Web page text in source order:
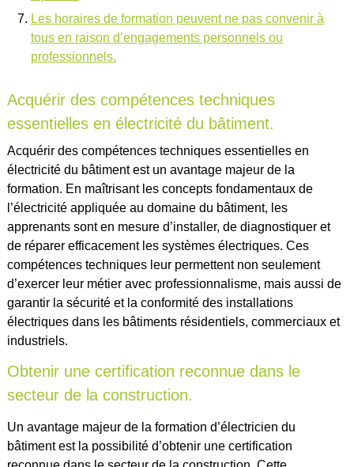
Les horaires de formation peuvent ne pas convenir à
tous en raison d’engagements personnels ou
professionnels.
Acquérir des compétences techniques
essentielles en électricité du bâtiment.
Acquérir des compétences techniques essentielles en
électricité du bâtiment est un avantage majeur de la
formation. En maîtrisant les concepts fondamentaux de
l’électricité appliquée au domaine du bâtiment, les
apprenants sont en mesure d’installer, de diagnostiquer et
de réparer efficacement les systèmes électriques. Ces
compétences techniques leur permettent non seulement
d’exercer leur métier avec professionnalisme, mais aussi de
garantir la sécurité et la conformité des installations
électriques dans les bâtiments résidentiels, commerciaux et
industriels.
Obtenir une certification reconnue dans le
secteur de la construction.
Un avantage majeur de la formation d’électricien du
bâtiment est la possibilité d’obtenir une certification